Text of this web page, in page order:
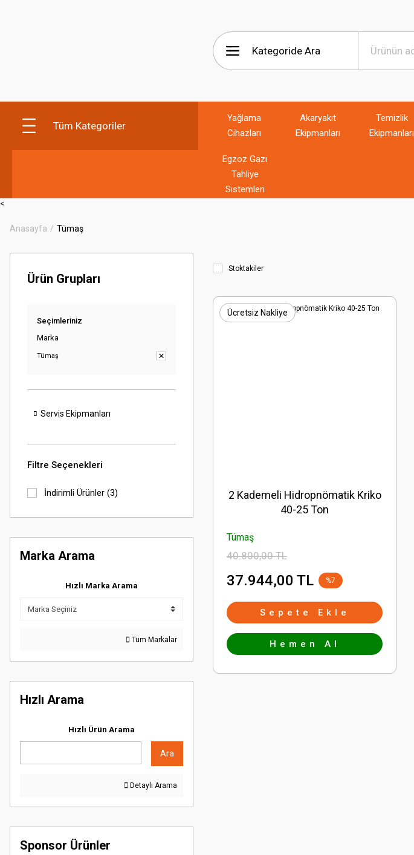
Tüm Kategoriler
Yağlama
Cihazları
Akaryakıt
Ekipmanları
Temizlik
Ekipmanları
Egzoz Gazı
Tahliye
Sistemleri
<
Anasayfa Tümaş
Ürün Grupları
Seçimleriniz
Marka
Tümaş
Servis Ekipmanları
Filtre Seçenekleri
İndirimli Ürünler (3)
Marka Arama
Hızlı Marka Arama
Tüm Markalar
Hızlı Arama
Hızlı Ürün Arama
Ara
Detaylı Arama
Sponsor Ürünler
Stoktakiler
Ücretsiz Nakliye
2 Kademeli Hidropnömatik Kriko
40-25 Ton
Tümaş
40.800,00 TL
37.944,00 TL %7
Sepete Ekle
Hemen Al